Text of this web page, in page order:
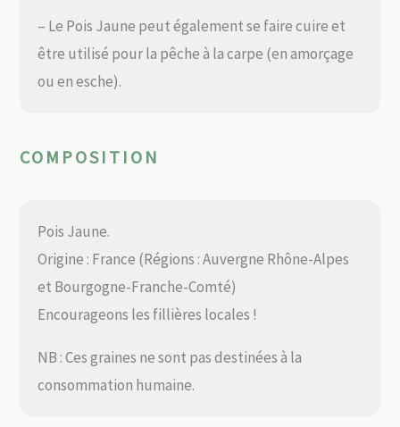
– Le Pois Jaune peut également se faire cuire et
être utilisé pour la pêche à la carpe (en amorçage
ou en esche).
COMPOSITION
Pois Jaune.
Origine : France (Régions : Auvergne Rhône-Alpes
et Bourgogne-Franche-Comté)
Encourageons les fillières locales !
NB : Ces graines ne sont pas destinées à la
consommation humaine.